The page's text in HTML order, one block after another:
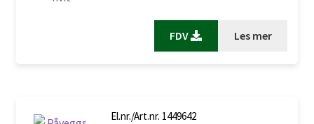
FDV Les mer
El.nr./Art.nr. 1449642